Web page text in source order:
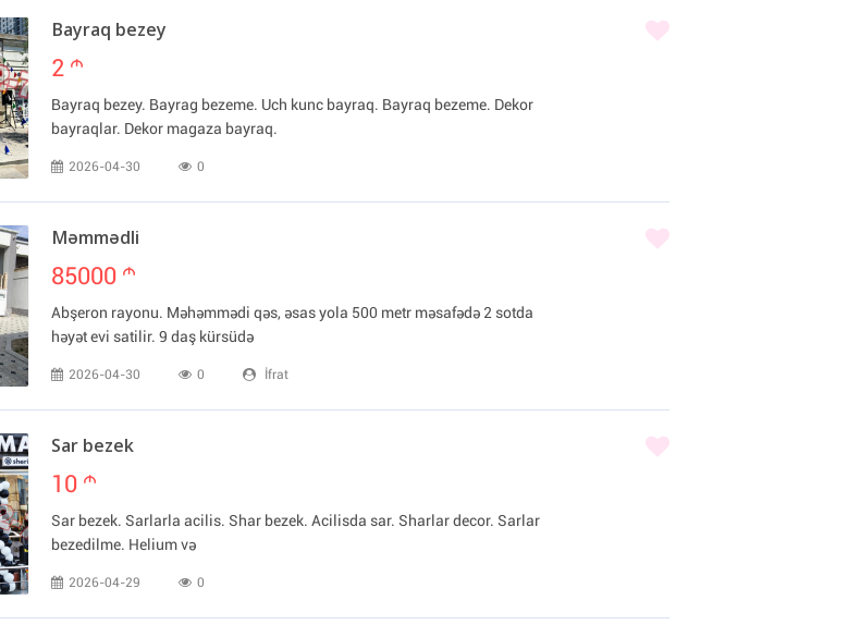
Bayraq bezey
2 m
Bayraq bezey. Bayrag bezeme. Uch kunc bayraq. Bayraq bezeme. Dekor
bayraqlar. Dekor magaza bayraq.
2026-04-30 0
Məmmədli
85000 m
Abşeron rayonu. Məhəmmədi qəs, əsas yola 500 metr məsafədə 2 sotda
həyət evi satilir. 9 daş kürsüdə
2026-04-30 0 İfrat
Sar bezek
10 m
Sar bezek. Sarlarla acilis. Shar bezek. Acilisda sar. Sharlar decor. Sarlar
bezedilme. Helium və
2026-04-29 0